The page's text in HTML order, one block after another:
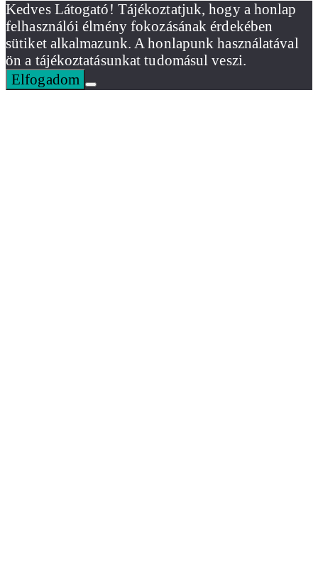
Kedves Látogató! Tájékoztatjuk, hogy a honlap
felhasználói élmény fokozásának érdekében
sütiket alkalmazunk. A honlapunk használatával
ön a tájékoztatásunkat tudomásul veszi.
Elfogadom